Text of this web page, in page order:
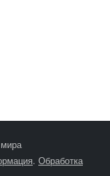
. Обработка